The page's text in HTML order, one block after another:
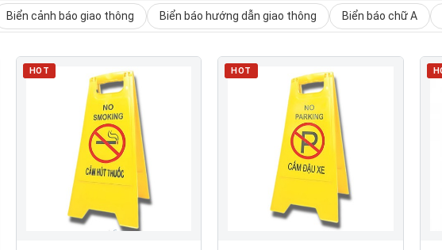
Biển cảnh báo giao thông Biển báo hướng dẫn giao thông Biển báo chữ A
HOT HOT